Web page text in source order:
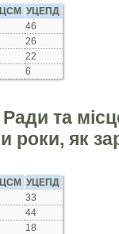
ЦСМ
УЦЕПД
46
26
22
6
та
роки, як
ЦСМ
УЦЕПД
33
44
18